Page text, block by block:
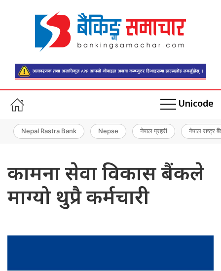
Unicode
Nepal Rastra Bank Nepse नेपाल प्रहरी नेपाल राष्ट्र
कामना सेवा विकास बैंकले
माग्यो थुप्रै कर्मचारी